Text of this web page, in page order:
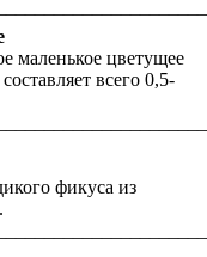
маленькое цветущее
всего 0,5-
фикуса из